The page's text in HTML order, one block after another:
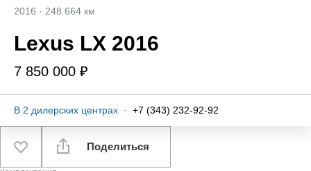
2016 · 248 664 км
Lexus LX 2016
7 850 000 ₽
В 2 дилерских центрах · +7 (343) 232-92-92
Поделиться